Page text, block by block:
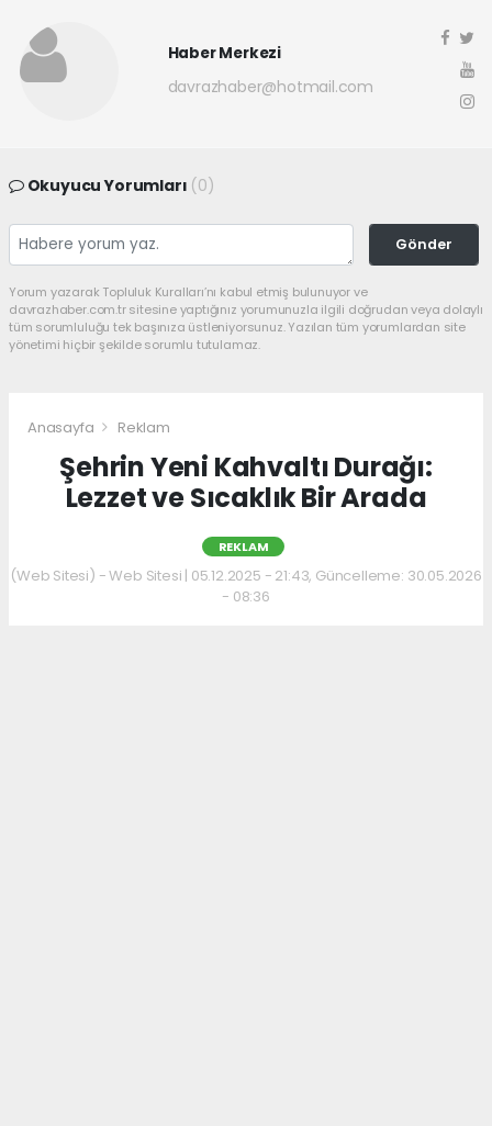
Haber Merkezi
davrazhaber@hotmail.com
Okuyucu Yorumları (0)
Gönder
Yorum yazarak Topluluk Kuralları’nı kabul etmiş bulunuyor ve
davrazhaber.com.tr sitesine yaptığınız yorumunuzla ilgili doğrudan veya dolaylı
tüm sorumluluğu tek başınıza üstleniyorsunuz. Yazılan tüm yorumlardan site
yönetimi hiçbir şekilde sorumlu tutulamaz.
Anasayfa Reklam
Şehrin Yeni Kahvaltı Durağı:
Lezzet ve Sıcaklık Bir Arada
REKLAM
(Web Sitesi) - Web Sitesi | 05.12.2025 - 21:43, Güncelleme: 30.05.2026
- 08:36